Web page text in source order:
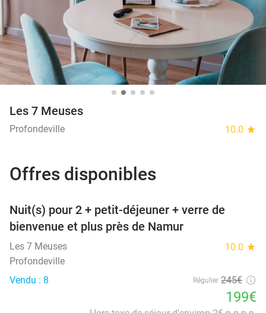
Les 7 Meuses
Profondeville 10.0 star
Offres disponibles
Nuit(s) pour 2 + petit-déjeuner + verre de
bienvenue et plus près de Namur
Les 7 Meuses 10.0 star
Profondeville
Vendu : 8
Régulier 245€
199€